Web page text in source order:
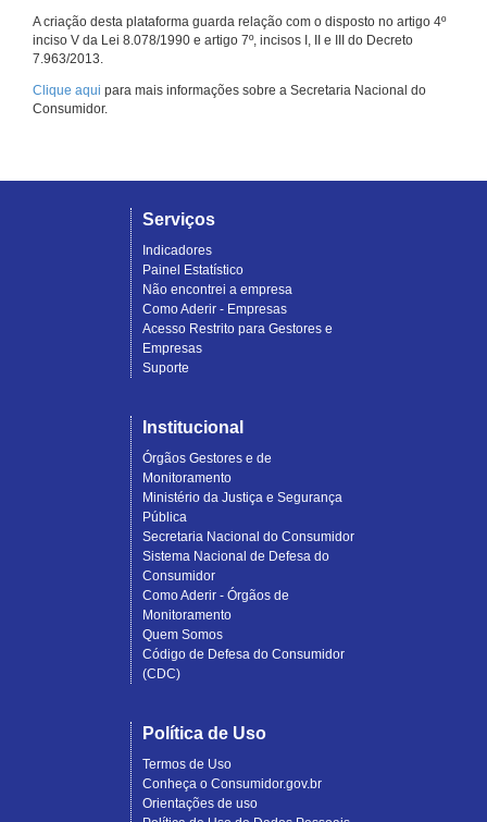
A criação desta plataforma guarda relação com o disposto no artigo 4º
inciso V da Lei 8.078/1990 e artigo 7º, incisos I, II e III do Decreto
7.963/2013.
Clique aqui para mais informações sobre a Secretaria Nacional do
Consumidor.
Serviços
Indicadores
Painel Estatístico
Não encontrei a empresa
Como Aderir - Empresas
Acesso Restrito para Gestores e
Empresas
Suporte
Institucional
Órgãos Gestores e de
Monitoramento
Ministério da Justiça e Segurança
Pública
Secretaria Nacional do Consumidor
Sistema Nacional de Defesa do
Consumidor
Como Aderir - Órgãos de
Monitoramento
Quem Somos
Código de Defesa do Consumidor
(CDC)
Política de Uso
Termos de Uso
Conheça o Consumidor.gov.br
Orientações de uso